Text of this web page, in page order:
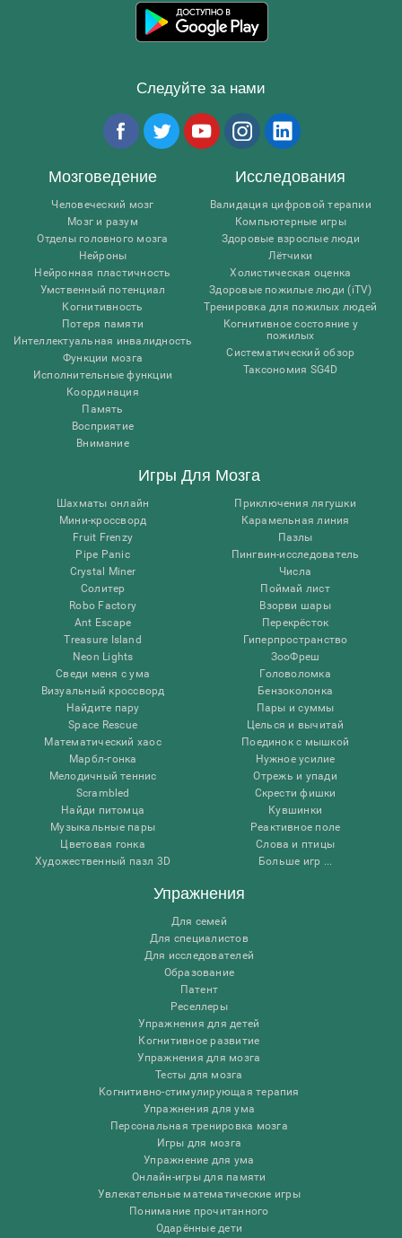
Следуйте за нами
Мозговедение
Человеческий мозг
Мозг и разум
Отделы головного мозга
Нейроны
Нейронная пластичность
Умственный потенциал
Когнитивность
Потеря памяти
Интеллектуальная инвалидность
Функции мозга
Исполнительные функции
Координация
Память
Восприятие
Внимание
Исследования
Валидация цифровой терапии
Компьютерные игры
Здоровые взрослые люди
Лётчики
Холистическая оценка
Здоровые пожилые люди (iTV)
Тренировка для пожилых людей
Когнитивное состояние у
пожилых
Систематический обзор
Таксономия SG4D
Игры Для Мозга
Шахматы онлайн
Мини-кроссворд
Fruit Frenzy
Pipe Panic
Crystal Miner
Солитер
Robo Factory
Ant Escape
Treasure Island
Neon Lights
Сведи меня с ума
Визуальный кроссворд
Найдите пару
Space Rescue
Математический хаос
Марбл-гонка
Мелодичный теннис
Scrambled
Найди питомца
Музыкальные пары
Цветовая гонка
Художественный пазл 3D
Приключения лягушки
Карамельная линия
Пазлы
Пингвин-исследователь
Числа
Поймай лист
Взорви шары
Перекрёсток
Гиперпространство
ЗооФреш
Головоломка
Бензоколонка
Пары и суммы
Целься и вычитай
Поединок с мышкой
Нужное усилие
Отрежь и упади
Скрести фишки
Кувшинки
Реактивное поле
Слова и птицы
Больше игр ...
Упражнения
Для семей
Для специалистов
Для исследователей
Образование
Патент
Реселлеры
Упражнения для детей
Когнитивное развитие
Упражнения для мозга
Тесты для мозга
Когнитивно-стимулирующая терапия
Упражнения для ума
Персональная тренировка мозга
Игры для мозга
Упражнение для ума
Онлайн-игры для памяти
Увлекательные математические игры
Понимание прочитанного
Одарённые дети